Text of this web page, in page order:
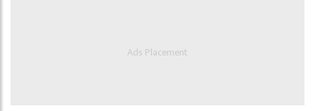
Ads Placement